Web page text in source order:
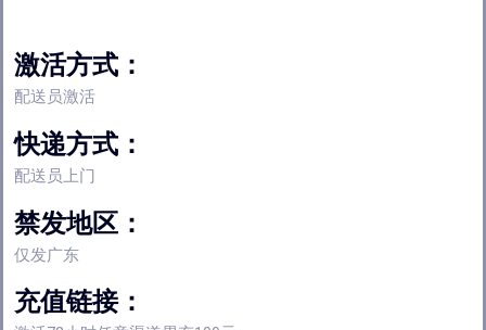
激活方式：
配送员激活
快递方式：
配送员上门
禁发地区：
仅发广东
充值链接：